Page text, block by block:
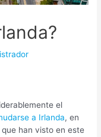
el
a Irlanda, en
han visto en este